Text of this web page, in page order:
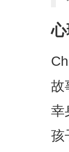
故
幸
孩